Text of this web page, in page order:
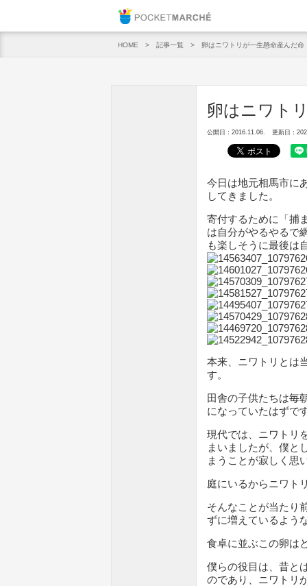
HOME 記事一覧 卵はニワトリが一生懸命産んだ命
卵はニワト
公開日：2016.11.06. 更新日：
今日は地元相馬市に
してきました。
寄付するために「捕
は自分がやるやるで
も楽しそうに最後は
本来、ニワトリとは
す。
田舎の子供たちは毎
になっていたはずで
現代では、ニワトリ
まいましたが、僕と
まうことが寂しく思
庭にいるからニワト
そんなことが当たり
ずに増えているよう
食卓に並ぶこの卵は
僕らの役目は、昔と
のであり、ニワトリ